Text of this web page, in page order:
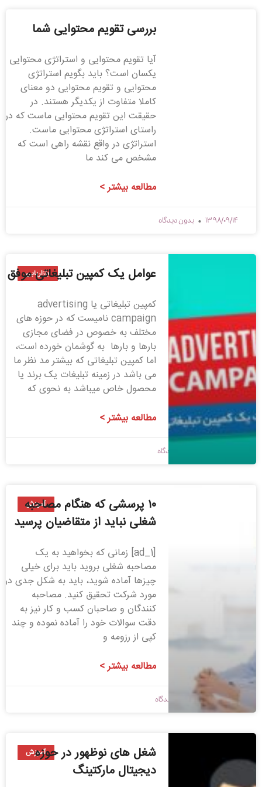
بررسی تقویم محتوایی شما
آیا تقویم محتوایی و استراتژی محتوایی
یکسان است؟ باید بگویم استراتژی
محتوایی و تقویم محتوایی دو معنای
کاملا متفاوت از یکدیگر هستند. در
حقیقت این تقویم محتوایی ماست که در
راستای استراتژی محتوایی ماست.
استراتژی در واقع نقشه راهی است که
مشخص می کند ما
مطالعه بیشتر >
1398/09/14 بدون دیدگاه
بازاریابی
عوامل یک کمپین تبلیغاتی موفق
کمپین تبلیغاتی یا advertising
campaign نامیست که در حوزه های
مختلف به خصوص در فضای مجازی
بارها و بارها به گوشمان خورده است،
اما کمپین تبلیغاتی که بیشتر مد نظر ما
می باشد در زمینه تبلیغات یک برند یا
محصول خاص میباشد به نحوی که
مطالعه بیشتر >
بدون دیدگاه
آموزش
۱۰ پرسشی که هنگام مصاحبه
شغلی نباید از متقاضیان پرسید
[ad_1] زمانی که بخواهید به یک
مصاحبه شغلی بروید باید برای خیلی
چیزها آماده شوید، باید به شکل جدی در
مورد شرکت تحقیق کنید. مصاحبه
کنندگان و صاحبان کسب و کار نیز به
دقت سوالات خود را آماده نموده و چند
کپی از رزومه و
مطالعه بیشتر >
1398/08/23 بدون دیدگاه
آموزششغل های نوظهور در حوزه
دیجیتال مارکتینگ